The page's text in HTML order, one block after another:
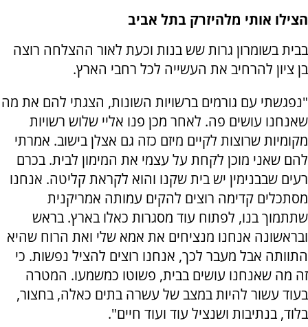
הצילו אותי מלהיזרק בתל אביב
בבית בשומרון גרות שש בנות וכעת לאור ההצלחה רוצה
בן ציון להרחיב את העשייה לכל רחבי הארץ.
"נפגשתי עם גורמים ברשויות השונות, הצגתי להם את מה
שאנחנו עושים פה. לאחר מכן פנו אליי שלוש רשויות
מקומיות שרוצות לקיים מיזם כזה גם אצלן בישוב. אמרתי
להם שאני מוכן לקחת על עצמי את המימון לבית. בכרם
רעים שבבנימין יש בית שקנו והוא לקראת קליטה. אנחנו
מסתכלים קדימה רוצים להקים עמותה אמריקנית
שתתמוך בנו, לפתוח עוד מסגרות כאלו בארץ. בראש
ובראשונה אנחנו מנציחים את אמא שלי ואת הרוח שהיא
התוותה אבל מעבר לכך, אנחנו רוצים להציל נפשות. כי
זה מה שאנחנו עושים בבית, פשוטו כמשמעו. המטרה
בעוד עשור להיות במצב של עשרה בתים כאלה, בחצור,
בלוד, בנתיבות ושנציל עוד ועוד חיים".